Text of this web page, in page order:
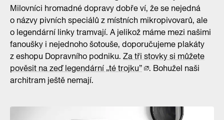
Milovníci hromadné dopravy dobře ví, že se nejedná
o názvy pivních speciálů z místních mikropivovarů, ale
o legendární linky tramvají. A jelikož máme mezi našimi
fanoušky i nejednoho šotouše, doporučujeme plakáty
z eshopu Dopravního podniku. Za tři stovky si můžete
pověsit na zeď legendární „té trojku”
. Bohužel naši
architram ještě nemají.